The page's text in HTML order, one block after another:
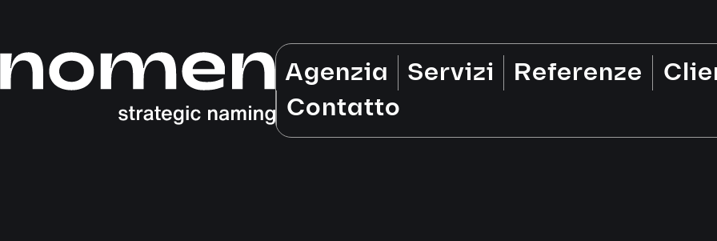
Agenzia Servizi Referenze
Contatto